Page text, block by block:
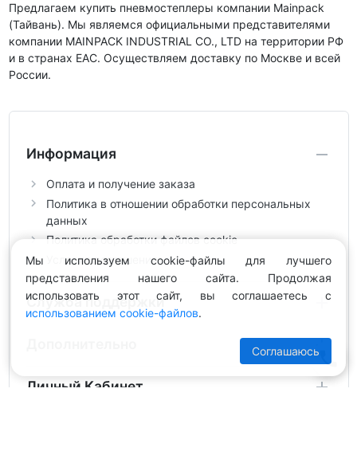
Предлагаем купить пневмостеплеры компании Mainpack
(Тайвань). Мы являемся официальными представителями
компании MAINPACK INDUSTRIAL CO., LTD на территории РФ
и в странах EAC. Осуществляем доставку по Москве и всей
России.
Информация
Оплата и получение заказа
Политика в отношении обработки персональных
данных
Политика обработки файлов cookie
Условия соглашения
Служба поддержки
Личный Кабинет
Мы используем cookie-файлы для лучшего
представления нашего сайта. Продолжая
использовать этот сайт, вы соглашаетесь с
использованием cookie-файлов.
Соглашаюсь